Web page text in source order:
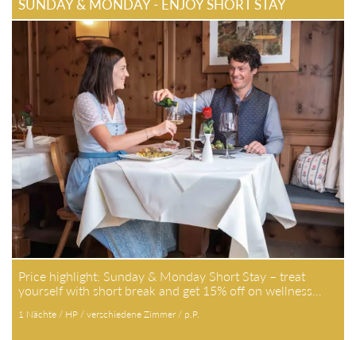
SUNDAY & MONDAY - ENJOY SHORT STAY
Price highlight: Sunday & Monday Short Stay – treat
yourself with short break and get 15% off on wellness…
1 Nächte / HP / verschiedene Zimmer / p.P.